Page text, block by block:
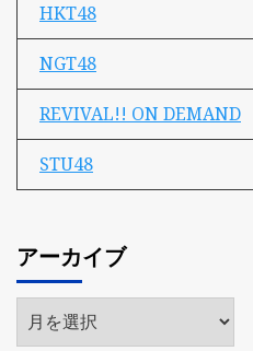
HKT48
NGT48
REVIVAL!! ON DEMAND
STU48
アーカイブ
ア
ー